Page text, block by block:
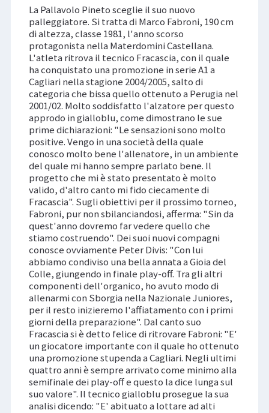
La Pallavolo Pineto sceglie il suo nuovo
palleggiatore. Si tratta di Marco Fabroni, 190 cm
di altezza, classe 1981, l'anno scorso
protagonista nella Materdomini Castellana.
L'atleta ritrova il tecnico Fracascia, con il quale
ha conquistato una promozione in serie A1 a
Cagliari nella stagione 2004/2005, salto di
categoria che bissa quello ottenuto a Perugia nel
2001/02. Molto soddisfatto l'alzatore per questo
approdo in gialloblu, come dimostrano le sue
prime dichiarazioni: "Le sensazioni sono molto
positive. Vengo in una società della quale
conosco molto bene l'allenatore, in un ambiente
del quale mi hanno sempre parlato bene. Il
progetto che mi è stato presentato è molto
valido, d'altro canto mi fido ciecamente di
Fracascia". Sugli obiettivi per il prossimo torneo,
Fabroni, pur non sbilanciandosi, afferma: "Sin da
quest'anno dovremo far vedere quello che
stiamo costruendo". Dei suoi nuovi compagni
conosce ovviamente Peter Divis: "Con lui
abbiamo condiviso una bella annata a Gioia del
Colle, giungendo in finale play-off. Tra gli altri
componenti dell'organico, ho avuto modo di
allenarmi con Sborgia nella Nazionale Juniores,
per il resto inizieremo l'affiatamento con i primi
giorni della preparazione". Dal canto suo
Fracascia si è detto felice di ritrovare Fabroni: "E'
un giocatore importante con il quale ho ottenuto
una promozione stupenda a Cagliari. Negli ultimi
quattro anni è sempre arrivato come minimo alla
semifinale dei play-off e questo la dice lunga sul
suo valore". Il tecnico gialloblu prosegue la sua
analisi dicendo: "E' abituato a lottare ad alti